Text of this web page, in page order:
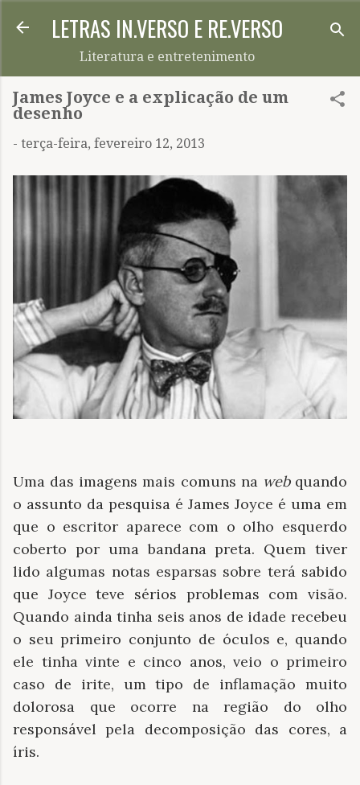
Pular para o conteúdo principal
LETRAS IN.VERSO E RE.VERSO
Literatura e entretenimento
James Joyce e a explicação de um
desenho
- terça-feira, fevereiro 12, 2013
Uma das imagens mais comuns na webquando
o assunto da pesquisa é James Joyce é uma em
que o escritor aparece com o olho esquerdo
coberto por uma bandana preta. Quem tiver
lido algumas notas esparsas sobre terá sabido
que Joyce teve sérios problemas com visão.
Quando ainda tinha seis anos de idade recebeu
o seu primeiro conjunto de óculos e, quando
ele tinha vinte e cinco anos, veio o primeiro
caso de irite, um tipo de inflamação muito
dolorosa que ocorre na região do olho
responsável pela decomposição das cores, a
íris.